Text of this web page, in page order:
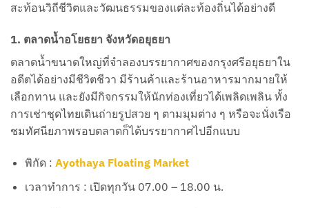
สะท้อนวิถีชีวิตและวัฒนธรรมของแต่ละท้องถิ่นได้อย่างดี
1. ตลาดน้ำอโยธยา จังหวัดอยุธยา
ตลาดน้ำขนาดใหญ่ที่จำลองบรรยากาศของกรุงศรีอยุธยาใน
อดีตได้อย่างมีชีวิตชีวา มีร้านค้าและร้านอาหารมากมายให้
เลือกทาน และยังมีกิจกรรมให้นักท่องเที่ยวได้เพลิดเพลิน ทั้ง
การเช่าชุดไทยเดินถ่ายรูปสวย ๆ ตามมุมต่าง ๆ หรือจะนั่งเรือ
ชมทัศนียภาพรอบตลาดก็ได้บรรยากาศไปอีกแบบ
พิกัด : Ayothaya Floating Market
เวลาทำการ : เปิดทุกวัน 07.00 – 18.00 น.